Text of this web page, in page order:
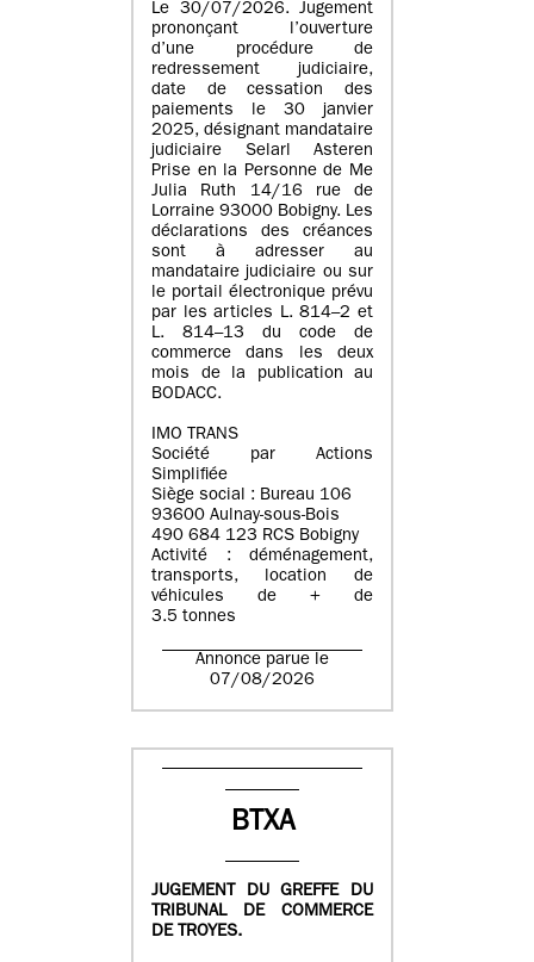
Le 30/07/2026. Jugement
prononçant l’ouverture
d’une procédure de
redressement judiciaire,
date de cessation des
paiements le 30 janvier
2025, désignant mandataire
judiciaire Selarl Asteren
Prise en la Personne de Me
Julia Ruth 14/16 rue de
Lorraine 93000 Bobigny. Les
déclarations des créances
sont à adresser au
mandataire judiciaire ou sur
le portail électronique prévu
par les articles L. 814–2 et
L. 814–13 du code de
commerce dans les deux
mois de la publication au
BODACC.
IMO TRANS
Société par Actions
Simplifiée
Siège social : Bureau 106
93600 Aulnay-sous-Bois
490 684 123 RCS Bobigny
Activité : déménagement,
transports, location de
véhicules de + de
3.5 tonnes
Annonce parue le
07/08/2026
BTXA
JUGEMENT DU GREFFE DU
TRIBUNAL DE COMMERCE
DE TROYES.